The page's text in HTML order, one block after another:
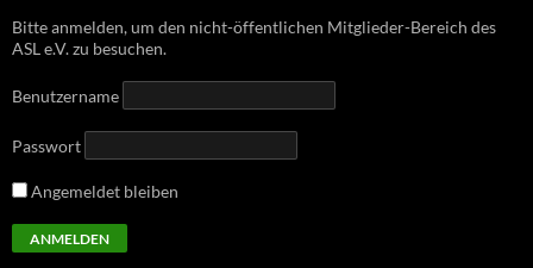
Bitte anmelden, um den nicht-öffentlichen Mitglieder-Bereich des
ASL e.V. zu besuchen.
Benutzername
Passwort
Angemeldet bleiben